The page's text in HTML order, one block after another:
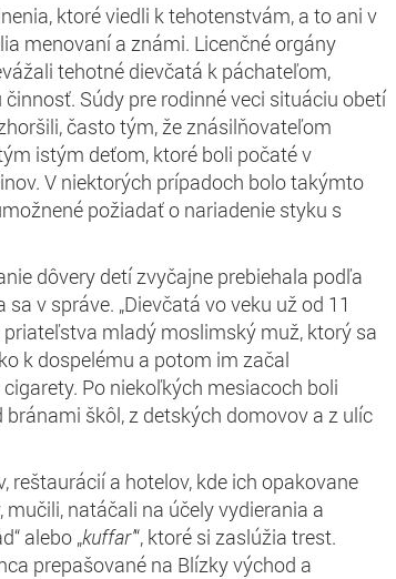
ktoré viedli k tehotenstvám, a to ani v
menovaní a známi. Licenčné orgány
tehotné dievčatá k páchateľom,
Súdy pre rodinné veci situáciu obetí
často tým, že znásilňovateľom
istým deťom, ktoré boli počaté v
V niektorých prípadoch bolo takýmto
požiadať o nariadenie styku s
dôvery detí zvyčajne prebiehala podľa
v správe. „Dievčatá vo veku už od 11
mladý moslimský muž, ktorý sa
k dospelému a potom im začal
Po niekoľkých mesiacoch boli
škôl, z detských domovov a z ulíc
reštaurácií a hotelov, kde ich opakovane
natáčali na účely vydierania a
alebo „kuffar’“, ktoré si zaslúžia trest.
prepašované na Blízky východ a